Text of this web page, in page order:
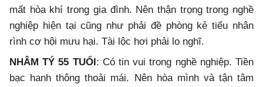
mất hòa khí trong gia đình. Nên thận trọng trong nghề
nghiệp hiện tại cũng như phải đề phòng kẻ tiểu nhân
rình cơ hội mưu hại. Tài lộc hơi phải lo nghĩ.
NHÂM TÝ 55 TUỔI: Có tin vui trong nghề nghiệp. Tiền
bạc hanh thông thoải mái. Nên hòa mình và tận tâm